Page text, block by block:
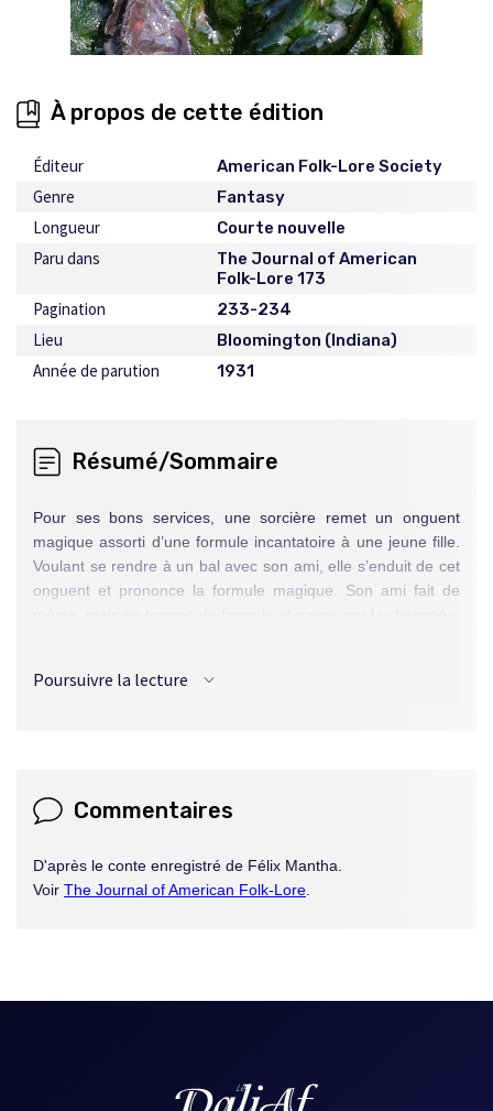
À propos de cette édition
Éditeur American Folk-Lore Society
Genre Fantasy
Longueur Courte nouvelle
Paru dans
The Journal of American
Folk-Lore 173
Pagination 233-234
Lieu Bloomington (Indiana)
Année de parution 1931
Résumé/Sommaire
Pour ses bons services, une sorcière remet un onguent
magique assorti d’une formule incantatoire à une jeune fille.
Voulant se rendre à un bal avec son ami, elle s’enduit de cet
onguent et prononce la formule magique. Son ami fait de
charrette tirée par des bœufs. L’équipage s’élève dans les
Poursuivre la lecture
Commentaires
D'après le conte enregistré de Félix Mantha.
Voir The Journal of American Folk-Lore